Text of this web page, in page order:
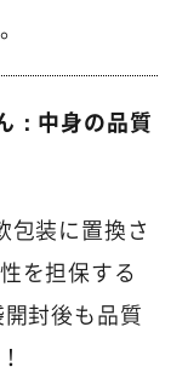
：中身の品質
包装に置換さ
を担保する
封後も品質